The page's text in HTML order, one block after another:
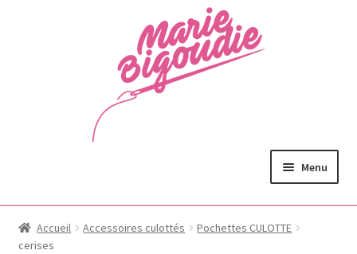
Menu
Accueil Accessoires culottés
Pochettes CULOTTE
cerises